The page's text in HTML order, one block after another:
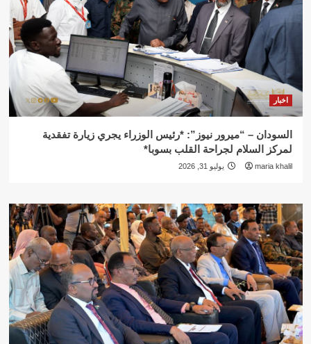
اخبار
السودان – “ميرور نيوز”: *رئيس الوزراء يجري زيارة تفقدية
لمركز السلام لجراحة القلب بسوبا*
maria khalil يوليو 31, 2026